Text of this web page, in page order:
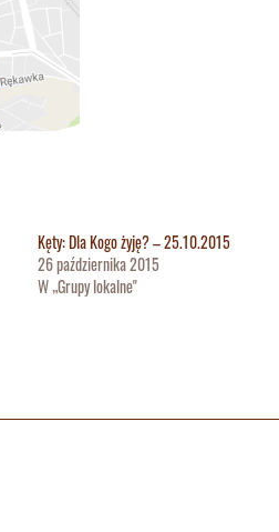
Kęty: Dla Kogo żyję? – 25.10.2015
26 października 2015
W „Grupy lokalne"